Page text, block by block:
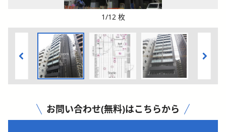
1/12 枚
お問い合わせ(無料)はこちらから